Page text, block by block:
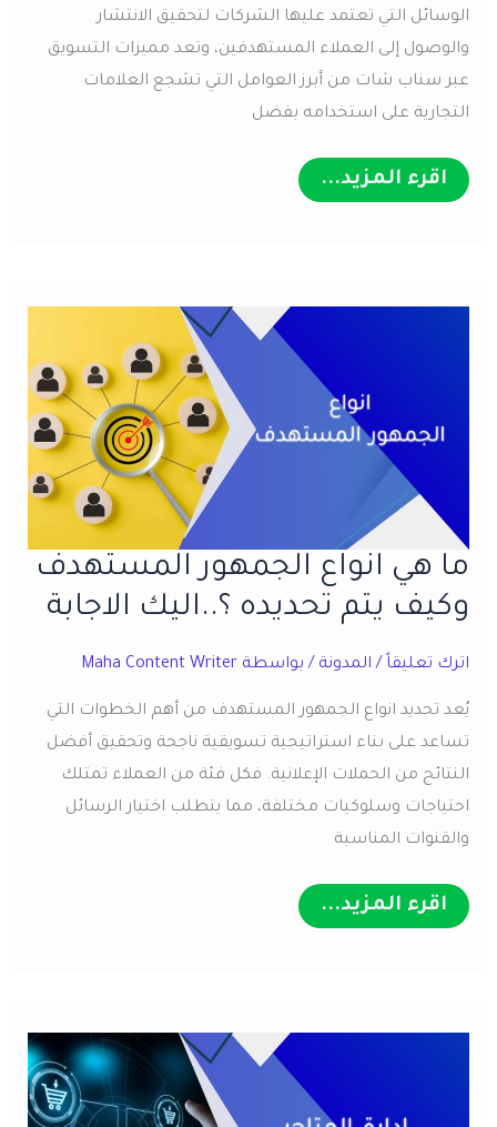
الوسائل التي تعتمد عليها الشركات لتحقيق الانتشار
والوصول إلى العملاء المستهدفين، وتعد مميزات التسويق
عبر سناب شات من أبرز العوامل التي تشجع العلامات
التجارية على استخدامه بفضل
تعرف
علي
شات
استراتيجيات
تسويقية
اقرء المزيد...
ما هي انواع الجمهور المستهدف
وكيف يتم تحديده ؟..اليك الاجابة
اترك تعليقاً / المدونة / بواسطة Maha Content Writer
يُعد تحديد انواع الجمهور المستهدف من أهم الخطوات التي
تساعد على بناء استراتيجية تسويقية ناجحة وتحقيق أفضل
النتائج من الحملات الإعلانية. فكل فئة من العملاء تمتلك
احتياجات وسلوكيات مختلفة، مما يتطلب اختيار الرسائل
والقنوات المناسبة
ما
هي
يتم
اقرء المزيد...